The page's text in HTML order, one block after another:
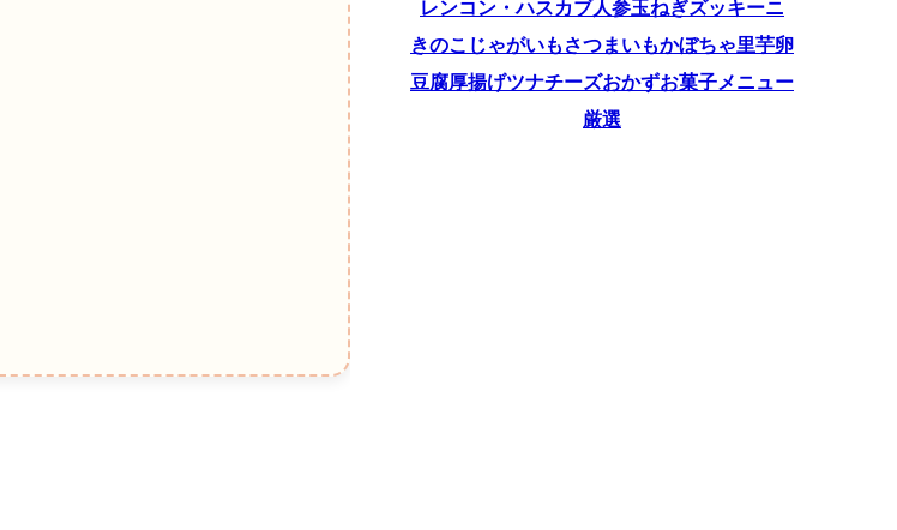
レンコン・ハスカブ人参玉ねぎズッキーニ
きのこ じゃがいもさつまいもかぼちゃ里芋卵
豆腐厚揚げツナチーズおかずお菓子メニュー
厳選